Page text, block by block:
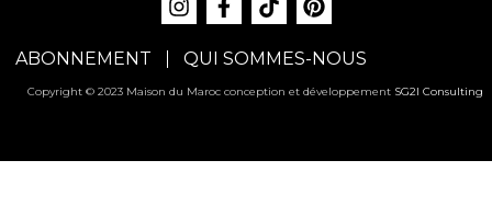
ABONNEMENT QUI SOMMES-NOUS
Copyright © 2023 Maison du Maroc conception et développement SG2I Consulting